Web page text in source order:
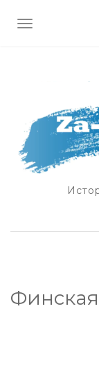
ПОКАЗАТЬ/